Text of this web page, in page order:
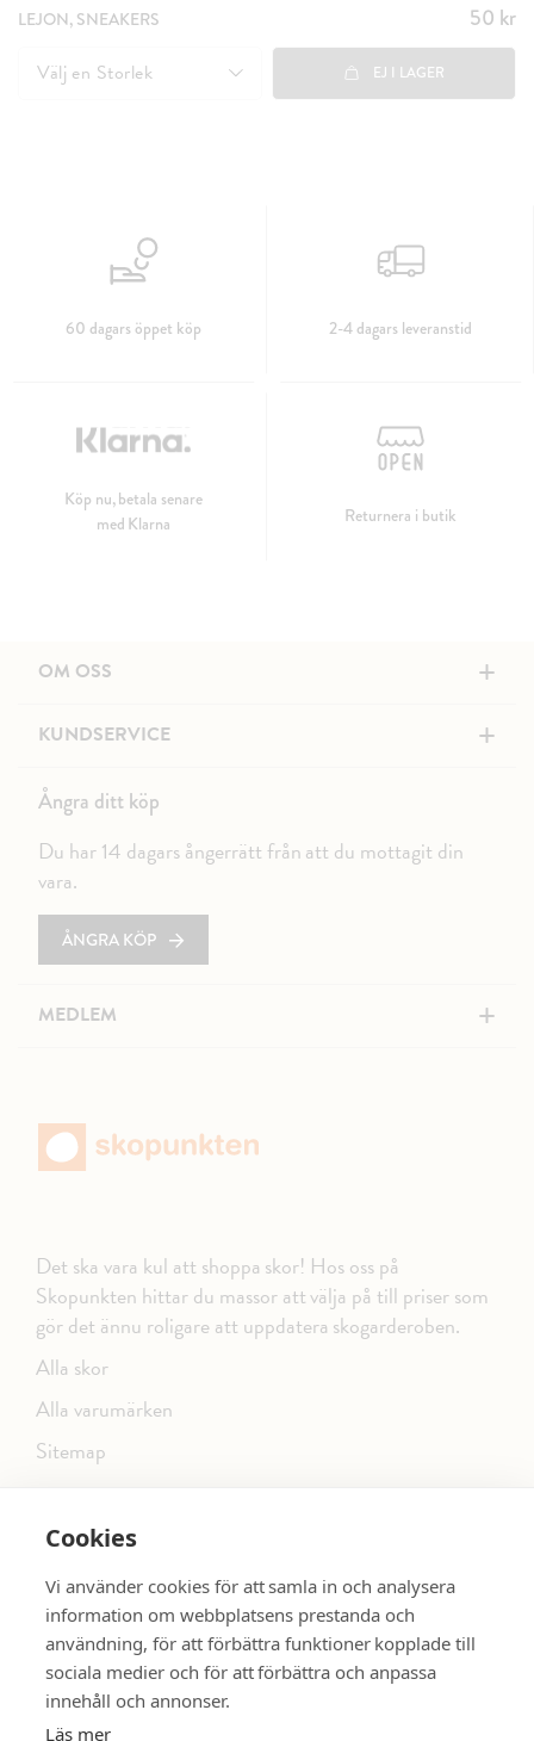
Cookies
Vi använder cookies för att samla in och analysera
information om webbplatsens prestanda och
användning, för att förbättra funktioner kopplade till
sociala medier och för att förbättra och anpassa
innehåll och annonser.
Läs mer
LEJON, SNEAKERS Pris:
50 kr
50 kr
Välj en Storlek EJ I LAGER
60 dagars öppet köp 2-4 dagars leveranstid
Köp nu, betala senare
med Klarna
Returnera i butik
OM OSS +
KUNDSERVICE +
Ångra ditt köp
Du har 14 dagars ångerrätt från att du mottagit din
vara.
ÅNGRA KÖP
MEDLEM +
Det ska vara kul att shoppa skor! Hos oss på
Skopunkten hittar du massor att välja på till priser som
gör det ännu roligare att uppdatera skogarderoben.
Alla skor
Alla varumärken
Sitemap
FÖLJ OSS PÅ SOCIALA MEDIER
SE MER SKOR: dinsko.se